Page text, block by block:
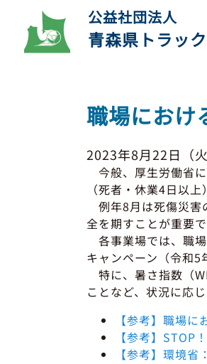
公益社団法人
青森県トラッ
職場におけ
2023年8月22日（火
今般、厚生労働省
（死者・休業4日以
例年8月は死傷災害
全を期すことが重要で
各事業場では、職
キャンペーン（令和5
特に、暑さ指数（
ことなど、状況に応
【参考】職場
【参考】STOP
【参考】環境